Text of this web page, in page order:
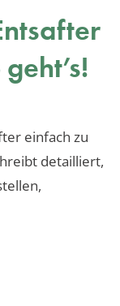
einfach zu
detailliert,